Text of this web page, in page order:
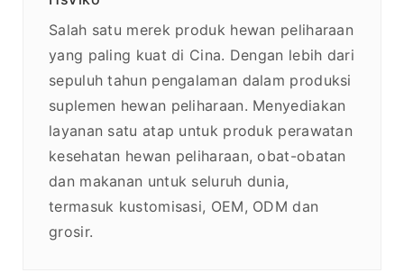
Salah satu merek produk hewan peliharaan
yang paling kuat di Cina. Dengan lebih dari
sepuluh tahun pengalaman dalam produksi
suplemen hewan peliharaan. Menyediakan
layanan satu atap untuk produk perawatan
kesehatan hewan peliharaan, obat-obatan
dan makanan untuk seluruh dunia,
termasuk kustomisasi, OEM, ODM dan
grosir.